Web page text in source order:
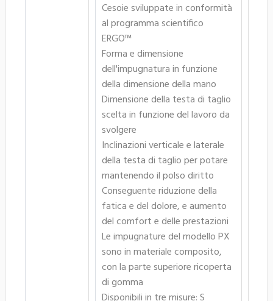
Cesoie sviluppate in conformità
al programma scientifico
ERGO™
Forma e dimensione
dell'impugnatura in funzione
della dimensione della mano
Dimensione della testa di taglio
scelta in funzione del lavoro da
svolgere
Inclinazioni verticale e laterale
della testa di taglio per potare
mantenendo il polso diritto
Conseguente riduzione della
fatica e del dolore, e aumento
del comfort e delle prestazioni
Le impugnature del modello PX
sono in materiale composito,
con la parte superiore ricoperta
di gomma